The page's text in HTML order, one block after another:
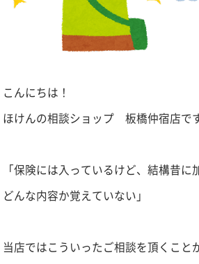
こんにちは！
ほけんの相談ショップ 板橋仲宿店です
「保険には入っているけど、結構昔に
どんな内容か覚えていない」
当店ではこういったご相談を頂くこと